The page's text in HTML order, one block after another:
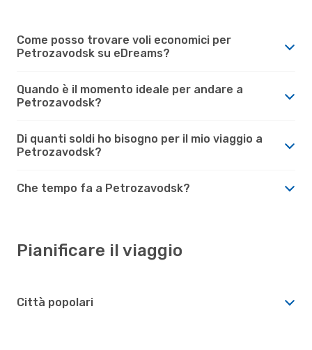
Come posso trovare voli economici per
Petrozavodsk su eDreams?
Quando è il momento ideale per andare a
Petrozavodsk?
Di quanti soldi ho bisogno per il mio viaggio a
Petrozavodsk?
Che tempo fa a Petrozavodsk?
Pianificare il viaggio
Città popolari